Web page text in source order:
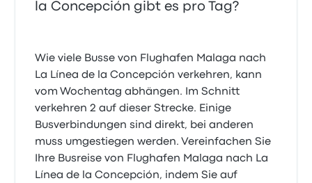
la Concepción gibt es pro Tag?
Wie viele Busse von Flughafen Malaga nach
La Línea de la Concepción verkehren, kann
vom Wochentag abhängen. Im Schnitt
verkehren 2 auf dieser Strecke. Einige
Busverbindungen sind direkt, bei anderen
muss umgestiegen werden. Vereinfachen Sie
Ihre Busreise von Flughafen Malaga nach La
Línea de la Concepción, indem Sie auf